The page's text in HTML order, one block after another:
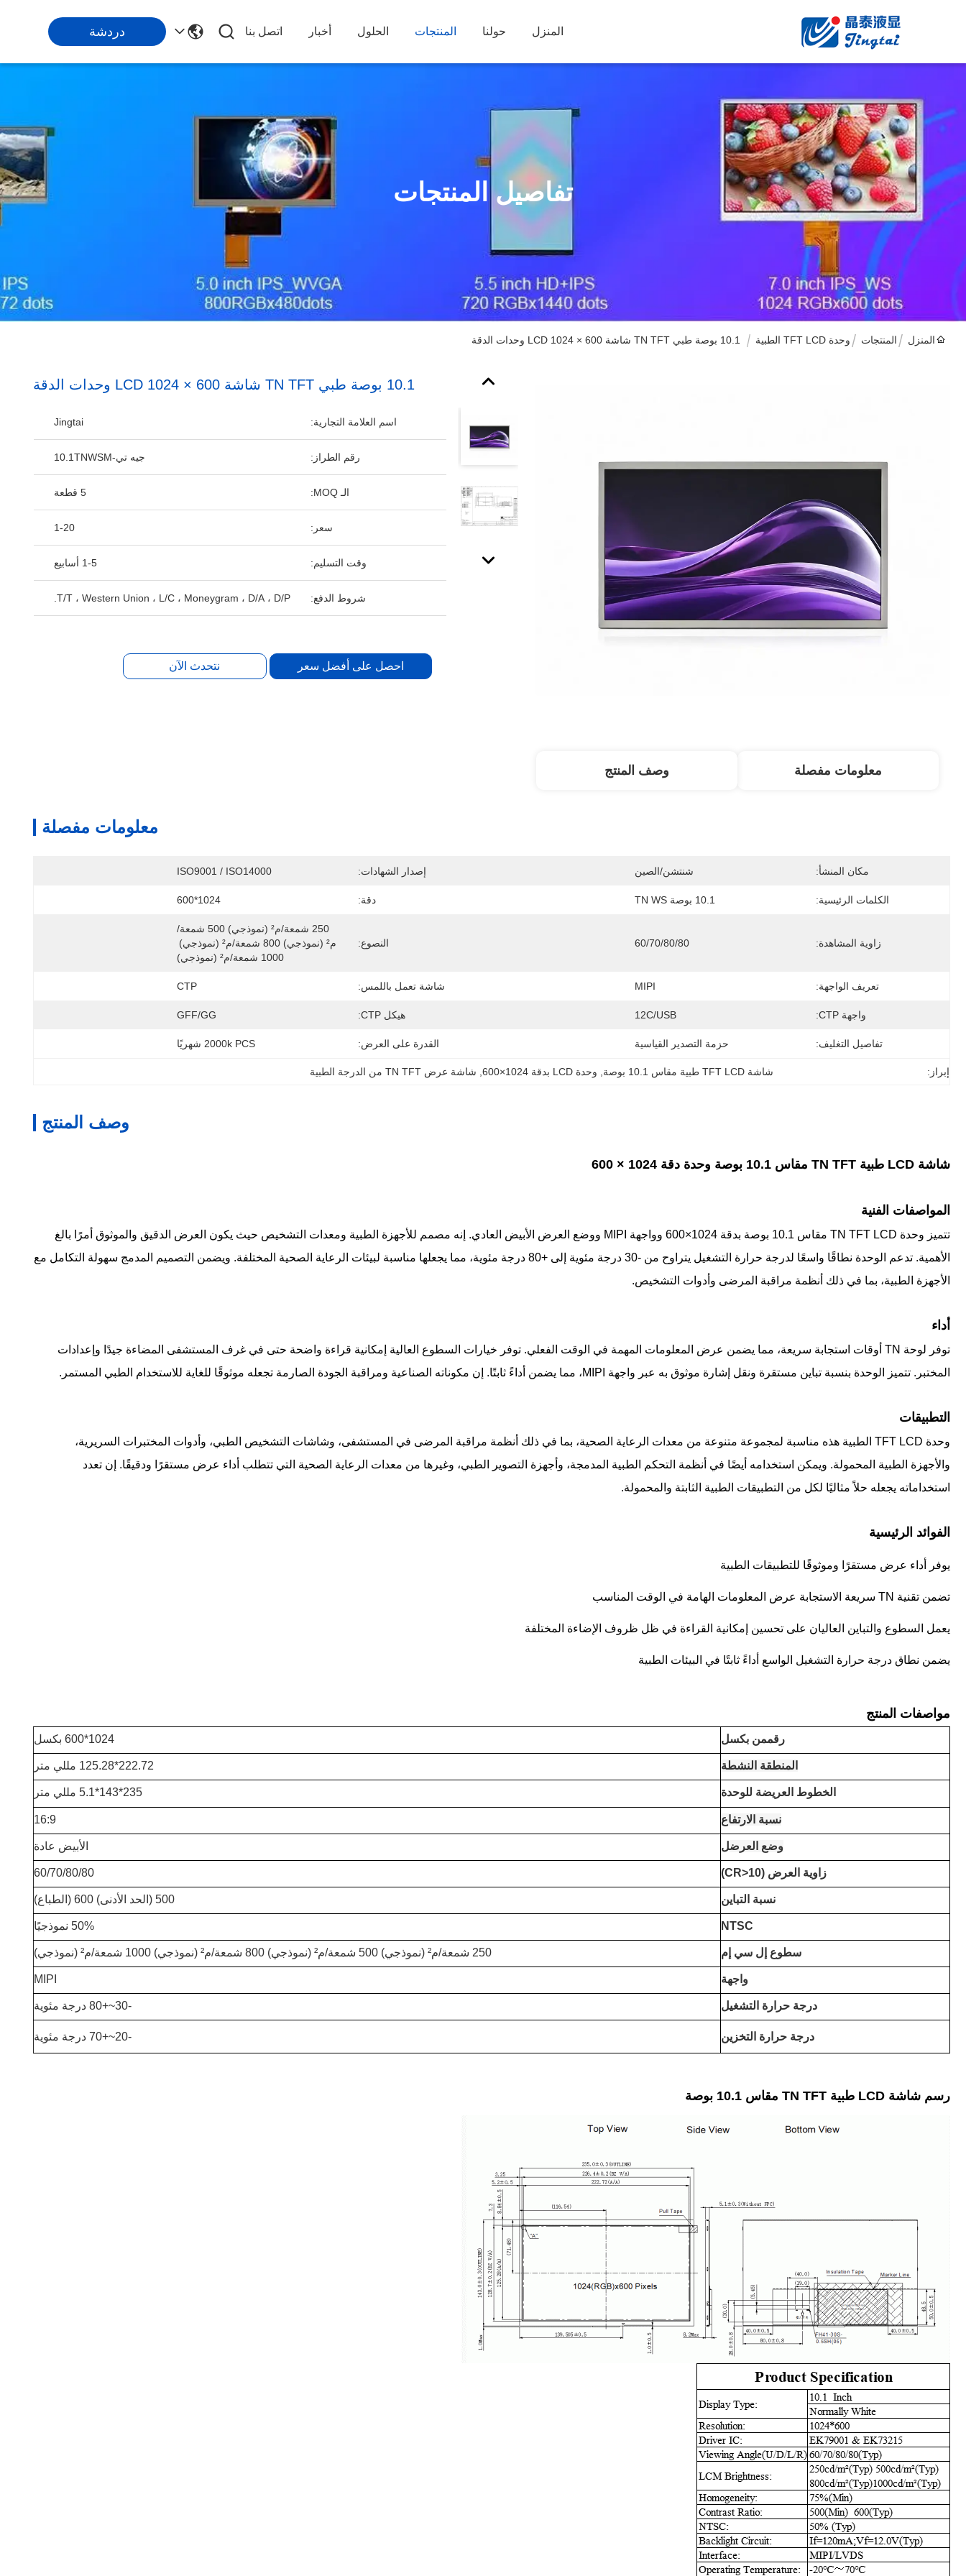
المنزل حولنا المنتجات الحلول أخبار اتصل بنا دردشة
تفاصيل المنتجات
المنزل المنتجات وحدة TFT LCD الطبية 10.1 بوصة طبي TN TFT شاشة LCD 1024 × 600 وحدات الدقة
10.1 بوصة طبي TN TFT شاشة LCD 1024 × 600 وحدات الدقة
اسم العلامة التجارية: Jingtai
رقم الطراز: جيه تي-10.1TNWSM
الـ MOQ: 5 قطعة
سعر: 1-20
وقت التسليم: 1-5 أسابيع
شروط الدفع: T/T ، Western Union ، L/C ، Moneygram ، D/A ، D/P.
احصل على أفضل سعر نتحدث الآن
معلومات مفصلة وصف المنتج
معلومات مفصلة
مكان المنشأ: شنتشن/الصين إصدار الشهادات: ISO9001 / ISO14000
الكلمات الرئيسية: 10.1 بوصة TN WS دقة: 1024*600
زاوية المشاهدة: 60/70/80/80 النصوع:
250 شمعة/م² (نموذجي) 500 شمعة/
1000 شمعة/م² (نموذجي)
تعريف الواجهة: MIPI شاشة تعمل باللمس: CTP
واجهة CTP: 12C/USB هيكل CTP: GFF/GG
تفاصيل التغليف: حزمة التصدير القياسية القدرة على العرض: 2000k PCS شهريًا
إبراز: شاشة TFT LCD طبية مقاس 10.1 بوصة وحدة LCD بدقة 1024×600 شاشة عرض TN TFT من الدرجة الطبية
وصف المنتج
شاشة LCD طبية TN TFT مقاس 10.1 بوصة وحدة دقة 1024 × 600
المواصفات الفنية
تتميز وحدة TN TFT LCD مقاس 10.1 بوصة بدقة 1024×600 وواجهة MIPI ووضع العرض الأبيض العادي. إنه مصمم للأجهزة الطبية ومعدات التشخيص حيث يكون العرض الدقيق والموثوق أمرًا بالغ
الأهمية. تدعم الوحدة نطاقًا واسعًا لدرجة حرارة التشغيل يتراوح من -30 درجة مئوية إلى +80 درجة مئوية، مما يجعلها مناسبة لبيئات الرعاية الصحية المختلفة. ويضمن التصميم المدمج سهولة التكامل مع
الأجهزة الطبية، بما في ذلك أنظمة مراقبة المرضى وأدوات التشخيص.
أداء
توفر لوحة TN أوقات استجابة سريعة، مما يضمن عرض المعلومات المهمة في الوقت الفعلي. توفر خيارات السطوع العالية إمكانية قراءة واضحة حتى في غرف المستشفى المضاءة جيدًا وإعدادات
المختبر. تتميز الوحدة بنسبة تباين مستقرة ونقل إشارة موثوق به عبر واجهة MIPI، مما يضمن أداءً ثابتًا. إن مكوناته الصناعية ومراقبة الجودة الصارمة تجعله موثوقًا للغاية للاستخدام الطبي المستمر.
التطبيقات
وحدة TFT LCD الطبية هذه مناسبة لمجموعة متنوعة من معدات الرعاية الصحية، بما في ذلك أنظمة مراقبة المرضى في المستشفى، وشاشات التشخيص الطبي، وأدوات المختبرات السريرية،
والأجهزة الطبية المحمولة. ويمكن استخدامه أيضًا في أنظمة التحكم الطبية المدمجة، وأجهزة التصوير الطبي، وغيرها من معدات الرعاية الصحية التي تتطلب أداء عرض مستقرًا ودقيقًا. إن تعدد
استخداماته يجعله حلاً مثاليًا لكل من التطبيقات الطبية الثابتة والمحمولة.
الفوائد الرئيسية
يوفر أداء عرض مستقرًا وموثوقًا للتطبيقات الطبية
تضمن تقنية TN سريعة الاستجابة عرض المعلومات الهامة في الوقت المناسب
يعمل السطوع والتباين العاليان على تحسين إمكانية القراءة في ظل ظروف الإضاءة المختلفة
يضمن نطاق درجة حرارة التشغيل الواسع أداءً ثابتًا في البيئات الطبية
مواصفات المنتج
رقممن بكسل 1024*600 بكسل
المنطقة النشطة 222.72*125.28 مللي متر
الخطوط العريضة للوحدة 235*143*5.1 مللي متر
نسبة الارتفاع 16:9
وضع العرضل الأبيض عادة
زاوية العرض (CR>10) 60/70/80/80
نسبة التباين 500 (الحد الأدنى) 600 (الطباع)
NTSC 50% نموذجيًا
سطوع إل سي إم 250 شمعة/م² (نموذجي) 500 شمعة/م² (نموذجي) 800 شمعة/م² (نموذجي) 1000 شمعة/م² (نموذجي)
واجهة MIPI
درجة حرارة التشغيل -30~+80 درجة مئوية
درجة حرارة التخزين -20~+70 درجة مئوية
رسم شاشة LCD طبية TN TFT مقاس 10.1 بوصة